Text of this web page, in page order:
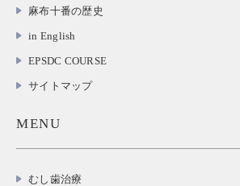
麻布十番の歴史
in English
EPSDC COURSE
サイトマップ
MENU
むし歯治療